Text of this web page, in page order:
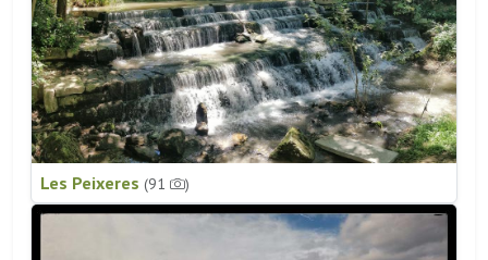
Les Peixeres (91 )